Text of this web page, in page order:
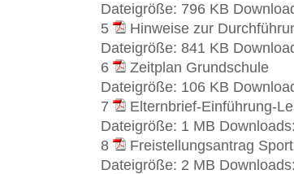
Dateigröße: 796 KB
5
Hinweise zur
Dateigröße: 841 KB
6
Zeitplan Grundschule
Dateigröße: 106 KB
7
Elternbrief-Einführung-
Dateigröße: 1 MB Downloads:
8
Freistellungsantrag Sport
Dateigröße: 2 MB Downloads: